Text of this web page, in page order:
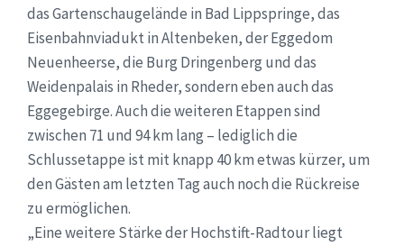
das Gartenschaugelände in Bad Lippspringe, das
Eisenbahnviadukt in Altenbeken, der Eggedom
Neuenheerse, die Burg Dringenberg und das
Weidenpalais in Rheder, sondern eben auch das
Eggegebirge. Auch die weiteren Etappen sind
zwischen 71 und 94 km lang – lediglich die
Schlussetappe ist mit knapp 40 km etwas kürzer, um
den Gästen am letzten Tag auch noch die Rückreise
zu ermöglichen.
„Eine weitere Stärke der Hochstift-Radtour liegt